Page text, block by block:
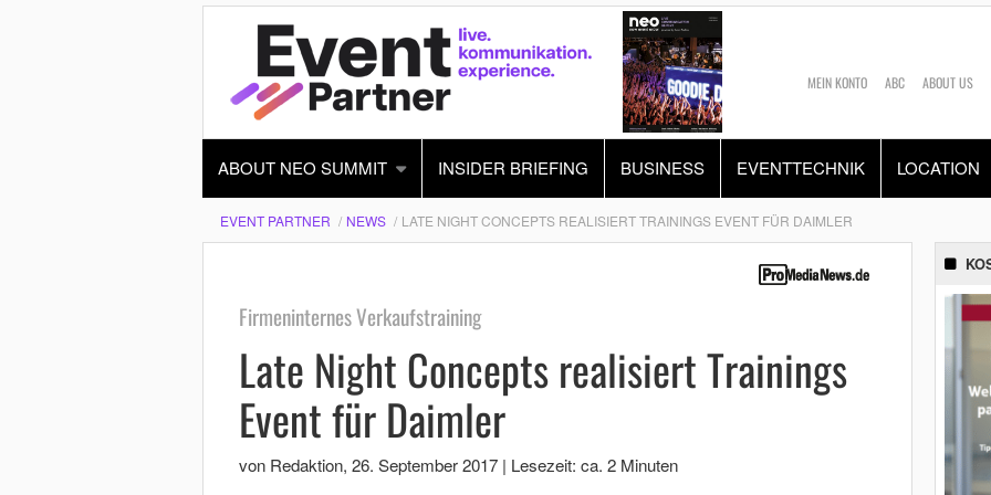
MEIN KONTO ABC ABOUT US
ABOUT NEO SUMMIT INSIDER BRIEFING BUSINESS EVENTTECHNIK LOCATION
EVENT PARTNER NEWS LATE NIGHT CONCEPTS REALISIERT TRAININGS EVENT FÜR DAIMLER
Firmeninternes Verkaufstraining
Late Night Concepts realisiert Trainings
Event für Daimler
von Redaktion, 26. September 2017 | Lesezeit: ca. 2 Minuten